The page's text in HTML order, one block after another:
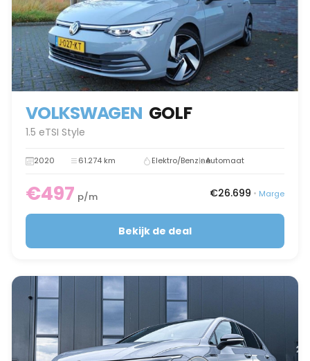
VOLKSWAGEN GOLF
1.5 eTSI Style
2020 61.274 km Elektro/BenzineAutomaat
€497 p/m €26.699 • Marge
Bekijk de deal